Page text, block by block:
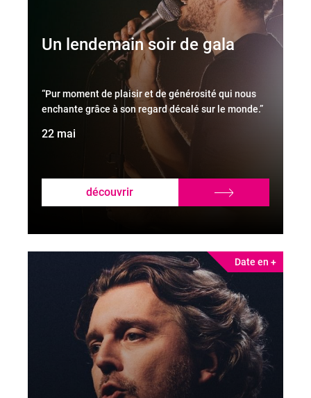
Un lendemain soir de gala
“Pur moment de plaisir et de générosité qui nous
enchante grâce à son regard décalé sur le monde.”
22 mai
découvrir
Date en +